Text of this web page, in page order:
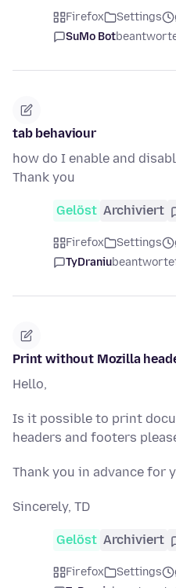
Firefox Settings
SuMo Bot
tab behaviour
how do I enable and
Thank you
Gelöst Archiviert
Firefox Settings
TyDraniu
Print without Mozilla
Hello,
Is it possible to print
headers and footers
Thank you in advance for
Sincerely, TD
Gelöst Archiviert
Firefox Settings